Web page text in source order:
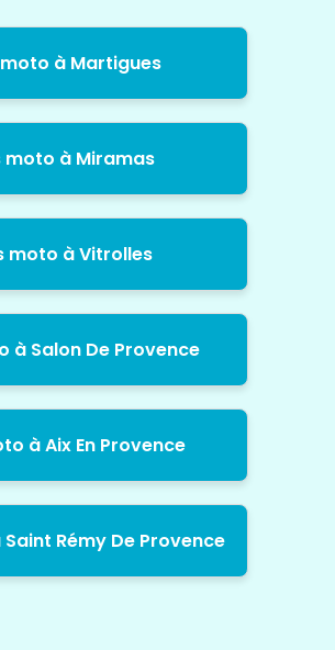
à Martigues
moto à Miramas
moto à Vitrolles
à Salon De Provence
à Aix En Provence
Rémy De Provence